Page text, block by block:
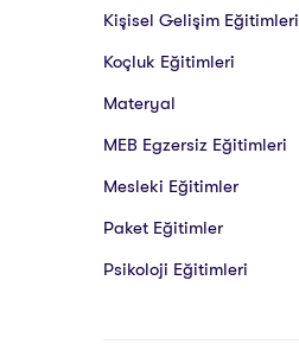
Kişisel Gelişim Eğitimleri
Koçluk Eğitimleri
Materyal
MEB Egzersiz Eğitimleri
Mesleki Eğitimler
Paket Eğitimler
Psikoloji Eğitimleri